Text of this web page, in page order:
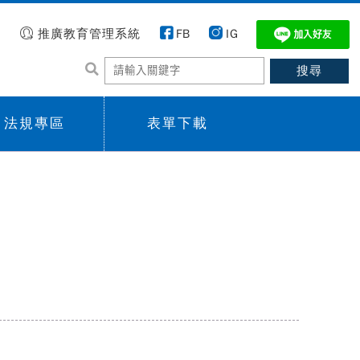
推廣教育管理系統 FB IG
法規專區 表單下載